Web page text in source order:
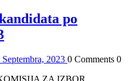
po
Septembra, 2023 0 Comments 0